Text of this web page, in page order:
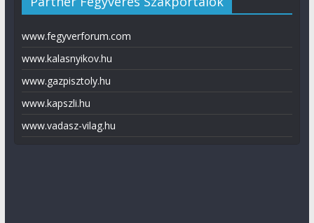
www.fegyverforum.com
www.kalasnyikov.hu
www.gazpisztoly.hu
www.kapszli.hu
www.vadasz-vilag.hu